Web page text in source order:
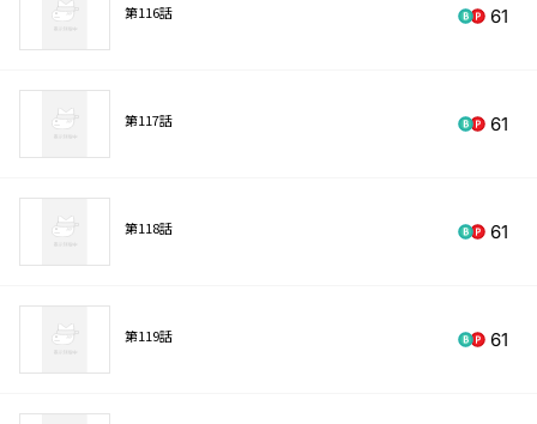
第116話 61
第117話 61
第118話 61
第119話 61